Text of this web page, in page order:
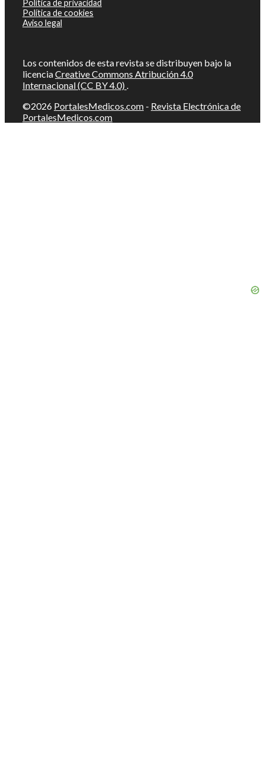
Política de privacidad
Política de cookies
Aviso legal
Los contenidos de esta revista se distribuyen bajo la
licenciaCreative Commons Atribución 4.0
Internacional (CC BY 4.0) .
©2026 PortalesMedicos.com - Revista Electrónica de
PortalesMedicos.com